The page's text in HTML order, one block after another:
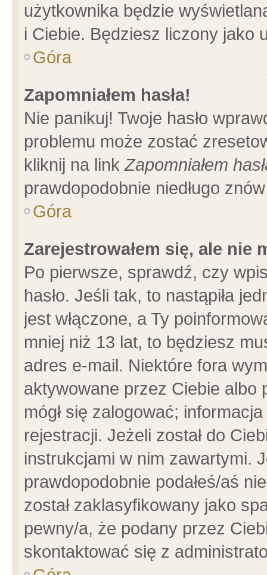
użytkownika będzie
i Ciebie. Będziesz liczony jako
Góra
Zapomniałem hasła!
Nie panikuj! Twoje hasło
problemu może zostać
kliknij na linkZapomniałem
prawdopodobnie niedługo
Góra
Zarejestrowałem się, ale nie
Po pierwsze, sprawdź, czy
hasło. Jeśli tak, to nastąpiła
jest włączone, a Ty
mniej niż 13 lat, to będziesz
adres e-mail. Niektóre fora
aktywowane przez Ciebie albo
mógł się zalogować;
rejestracji. Jeżeli został do
instrukcjami w nim zawartymi.
prawdopodobnie podałeś/aś
został zaklasyfikowany jako
pewny/a, że podany przez
skontaktować się z